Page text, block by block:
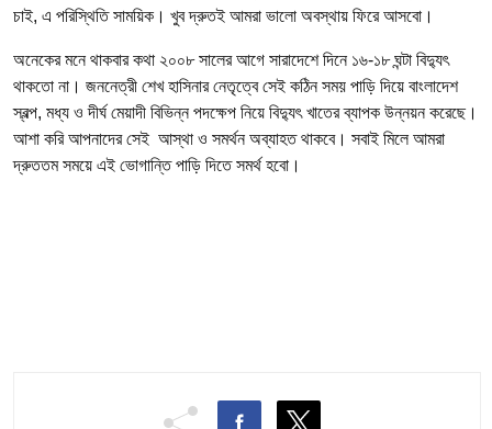
চাই, এ পরিস্থিতি সাময়িক। খুব দ্রুতই আমরা ভালো অবস্থায় ফিরে আসবো।
অনেকের মনে থাকবার কথা ২০০৮ সালের আগে সারাদেশে দিনে ১৬-১৮ ঘন্টা বিদ্যুৎ
থাকতো না। জননেত্রী শেখ হাসিনার নেতৃত্বে সেই কঠিন সময় পাড়ি দিয়ে বাংলাদেশ
স্বল্প, মধ্য ও দীর্ঘ মেয়াদী বিভিন্ন পদক্ষেপ নিয়ে বিদ্যুৎ খাতের ব্যাপক উন্নয়ন করেছে।
আশা করি আপনাদের সেই আস্থা ও সমর্থন অব্যাহত থাকবে। সবাই মিলে আমরা
দ্রুততম সময়ে এই ভোগান্তি পাড়ি দিতে সমর্থ হবো।